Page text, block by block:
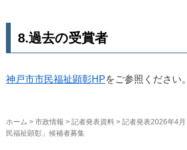
8.過去の受賞者
神戸市市民福祉顕彰HPをご参照ください。
ホーム > 市政情報 > 記者発表資料 > 記者発表2026年4月
民福祉顕彰」候補者募集